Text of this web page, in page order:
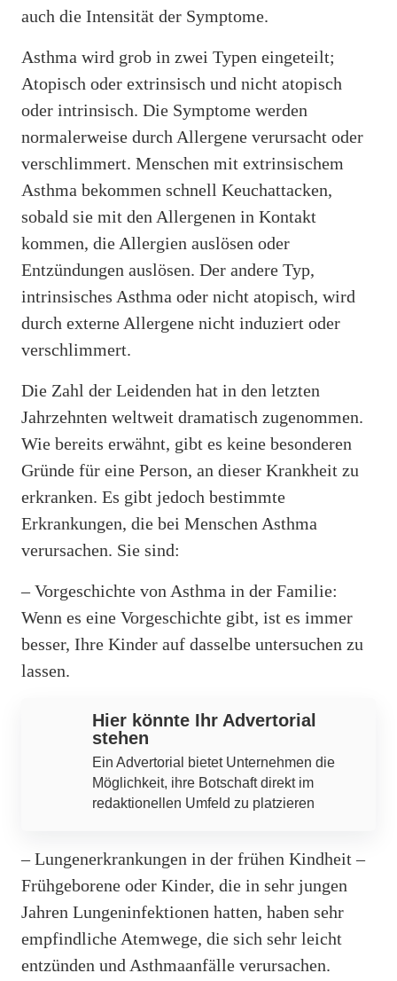
auch die Intensität der Symptome.
Asthma wird grob in zwei Typen eingeteilt;
Atopisch oder extrinsisch und nicht atopisch
oder intrinsisch. Die Symptome werden
normalerweise durch Allergene verursacht oder
verschlimmert. Menschen mit extrinsischem
Asthma bekommen schnell Keuchattacken,
sobald sie mit den Allergenen in Kontakt
kommen, die Allergien auslösen oder
Entzündungen auslösen. Der andere Typ,
intrinsisches Asthma oder nicht atopisch, wird
durch externe Allergene nicht induziert oder
verschlimmert.
Die Zahl der Leidenden hat in den letzten
Jahrzehnten weltweit dramatisch zugenommen.
Wie bereits erwähnt, gibt es keine besonderen
Gründe für eine Person, an dieser Krankheit zu
erkranken. Es gibt jedoch bestimmte
Erkrankungen, die bei Menschen Asthma
verursachen. Sie sind:
– Vorgeschichte von Asthma in der Familie:
Wenn es eine Vorgeschichte gibt, ist es immer
besser, Ihre Kinder auf dasselbe untersuchen zu
lassen.
Hier könnte Ihr Advertorial
stehen
Ein Advertorial bietet Unternehmen die
Möglichkeit, ihre Botschaft direkt im
redaktionellen Umfeld zu platzieren
– Lungenerkrankungen in der frühen Kindheit –
Frühgeborene oder Kinder, die in sehr jungen
Jahren Lungeninfektionen hatten, haben sehr
empfindliche Atemwege, die sich sehr leicht
entzünden und Asthmaanfälle verursachen.